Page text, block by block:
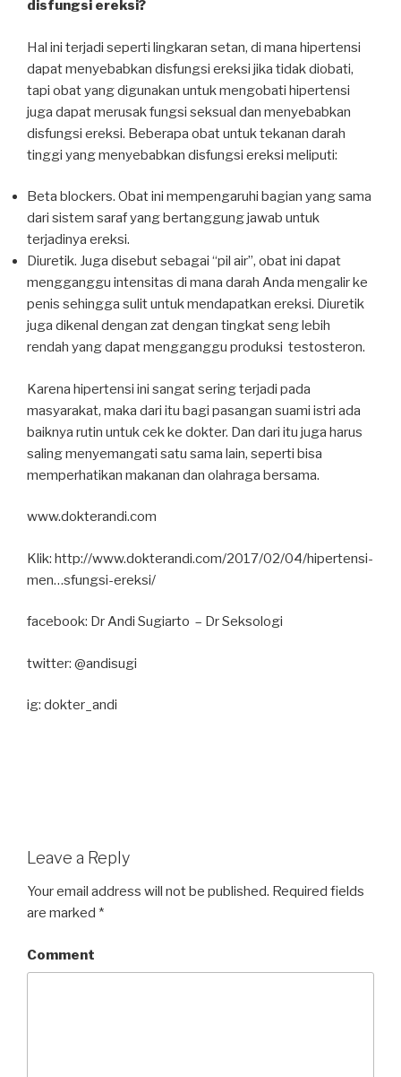
disfungsi ereksi?
Hal ini terjadi seperti lingkaran setan, di mana hipertensi
dapat menyebabkan disfungsi ereksi jika tidak diobati,
tapi obat yang digunakan untuk mengobati hipertensi
juga dapat merusak fungsi seksual dan menyebabkan
disfungsi ereksi. Beberapa obat untuk tekanan darah
tinggi yang menyebabkan disfungsi ereksi meliputi:
Beta blockers. Obat ini mempengaruhi bagian yang sama
dari sistem saraf yang bertanggung jawab untuk
terjadinya ereksi.
Diuretik. Juga disebut sebagai “pil air”, obat ini dapat
mengganggu intensitas di mana darah Anda mengalir ke
penis sehingga sulit untuk mendapatkan ereksi. Diuretik
juga dikenal dengan zat dengan tingkat seng lebih
rendah yang dapat mengganggu produksi testosteron.
Karena hipertensi ini sangat sering terjadi pada
masyarakat, maka dari itu bagi pasangan suami istri ada
baiknya rutin untuk cek ke dokter. Dan dari itu juga harus
saling menyemangati satu sama lain, seperti bisa
memperhatikan makanan dan olahraga bersama.
www.dokterandi.com
Klik: http://www.dokterandi.com/2017/02/04/hipertensi-
men…sfungsi-ereksi/
facebook: Dr Andi Sugiarto – Dr Seksologi
twitter: @andisugi
ig: dokter_andi
Leave a Reply
Your email address will not be published. Required fields
are marked *
Comment